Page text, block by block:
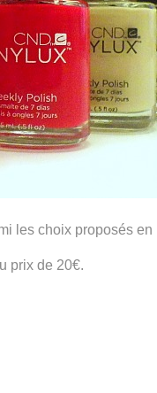
les choix proposés en
prix de 20€.